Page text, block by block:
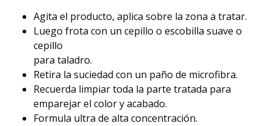
Agita el producto, aplica sobre la zona a tratar.
Luego frota con un cepillo o escobilla suave o
cepillo
para taladro.
Retira la suciedad con un paño de microfibra.
Recuerda limpiar toda la parte tratada para
emparejar el color y acabado.
Formula ultra de alta concentración.